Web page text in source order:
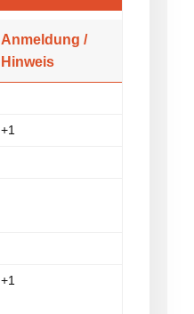
Anmeldung /
Hinweis
+1
+1